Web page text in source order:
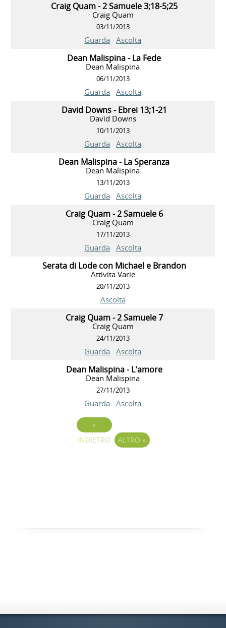
Craig Quam - 2 Samuele 3;18-5;25
Craig Quam
03/11/2013
Guarda Ascolta
Dean Malispina - La Fede
Dean Malispina
06/11/2013
Guarda Ascolta
David Downs - Ebrei 13;1-21
David Downs
10/11/2013
Guarda Ascolta
Dean Malispina - La Speranza
Dean Malispina
13/11/2013
Guarda Ascolta
Craig Quam - 2 Samuele 6
Craig Quam
17/11/2013
Guarda Ascolta
Serata di Lode con Michael e Brandon
Attivita Varie
20/11/2013
Ascolta
Craig Quam - 2 Samuele 7
Craig Quam
24/11/2013
Guarda Ascolta
Dean Malispina - L'amore
Dean Malispina
27/11/2013
Guarda Ascolta
«
INDIETRO
ALTRO »